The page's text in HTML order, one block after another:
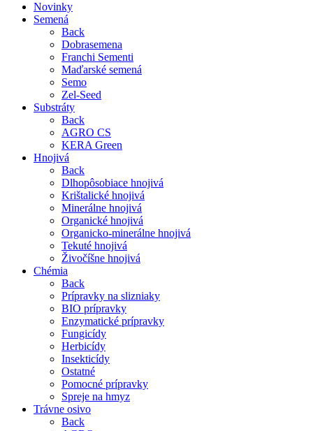
Novinky
Semená
Back
Dobrasemena
Franchi Sementi
Maďarské semená
Semo
Zel-Seed
Substráty
Back
AGRO CS
KERA Green
Hnojivá
Back
Dlhopôsobiace hnojivá
Krištalické hnojivá
Minerálne hnojivá
Organické hnojivá
Organicko-minerálne hnojivá
Tekuté hnojivá
Živočíšne hnojivá
Chémia
Back
Prípravky na slizniaky
BIO prípravky
Enzymatické prípravky
Fungicídy
Herbicídy
Insekticídy
Ostatné
Pomocné prípravky
Spreje na hmyz
Trávne osivo
Back